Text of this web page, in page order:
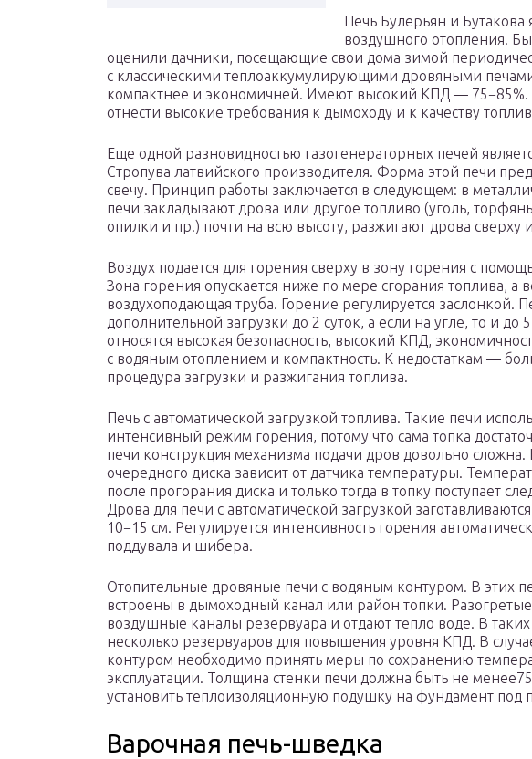
Печь Булерьян и Бутакова
воздушного отопления.
оценили дачники, посещающие свои дома зимой
с классическими теплоаккумулирующими дровяными
компактнее и экономичней. Имеют высокий КПД — 75−85%.
отнести высокие требования к дымоходу и к качеству
Еще одной разновидностью газогенераторных печей
Стропува латвийского производителя. Форма этой печи
свечу. Принцип работы заключается в следующем: в
печи закладывают дрова или другое топливо (уголь,
опилки и пр.) почти на всю высоту, разжигают дрова сверху
Воздух подается для горения сверху в зону горения с
Зона горения опускается ниже по мере сгорания топлива, а
воздухоподающая труба. Горение регулируется заслонкой.
дополнительной загрузки до 2 суток, а если на угле, то и до
относятся высокая безопасность, высокий КПД,
с водяным отоплением и компактность. К недостаткам —
процедура загрузки и разжигания топлива.
Печь с автоматической загрузкой топлива. Такие печи
интенсивный режим горения, потому что сама топка
печи конструкция механизма подачи дров довольно сложна.
очередного диска зависит от датчика температуры.
после прогорания диска и только тогда в топку поступает
Дрова для печи с автоматической загрузкой
10−15 см. Регулируется интенсивность горения
поддувала и шибера.
Отопительные дровяные печи с водяным контуром. В этих
встроены в дымоходный канал или район топки. Разогретые
воздушные каналы резервуара и отдают тепло воде. В таких
несколько резервуаров для повышения уровня КПД. В
контуром необходимо принять меры по сохранению
эксплуатации. Толщина стенки печи должна быть не
установить теплоизоляционную подушку на фундамент под
Варочная печь-шведка